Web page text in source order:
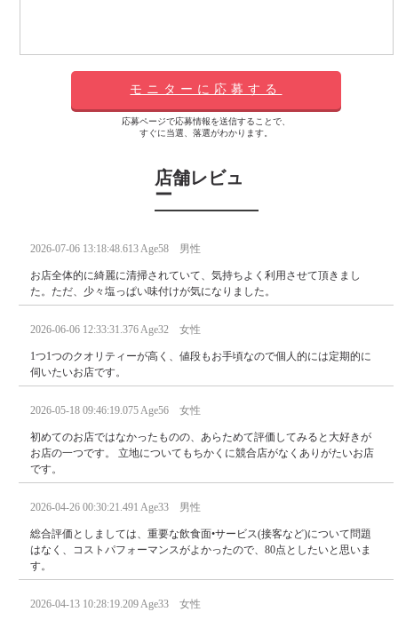
モニターに応募する
応募ページで応募情報を送信することで、
すぐに当選、落選がわかります。
店舗レビュ
ー
2026-07-06 13:18:48.613 Age58 男性
お店全体的に綺麗に清掃されていて、気持ちよく利用させて頂きまし
た。ただ、少々塩っぱい味付けが気になりました。
2026-06-06 12:33:31.376 Age32 女性
1つ1つのクオリティーが高く、値段もお手頃なので個人的には定期的に
伺いたいお店です。
2026-05-18 09:46:19.075 Age56 女性
初めてのお店ではなかったものの、あらためて評価してみると大好きが
お店の一つです。 立地についてもちかくに競合店がなくありがたいお店
です。
2026-04-26 00:30:21.491 Age33 男性
総合評価としましては、重要な飲食面•サービス(接客など)について問題
はなく、コストパフォーマンスがよかったので、80点としたいと思いま
す。
2026-04-13 10:28:19.209 Age33 女性